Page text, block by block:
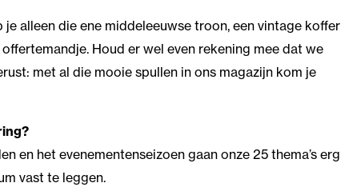
alleen die ene middeleeuwse troon, een vintage koffer
Houd er wel even rekening mee dat we
met al die mooie spullen in ons magazijn kom je
en het evenementenseizoen gaan onze 25 thema’s erg
vast te leggen.